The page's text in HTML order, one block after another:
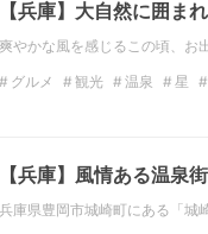
【兵庫】大自然に囲ま
爽やかな風を感じるこの頃、お
グルメ 観光 温泉 星
【兵庫】風情ある温
兵庫県豊岡市城崎町にある「城